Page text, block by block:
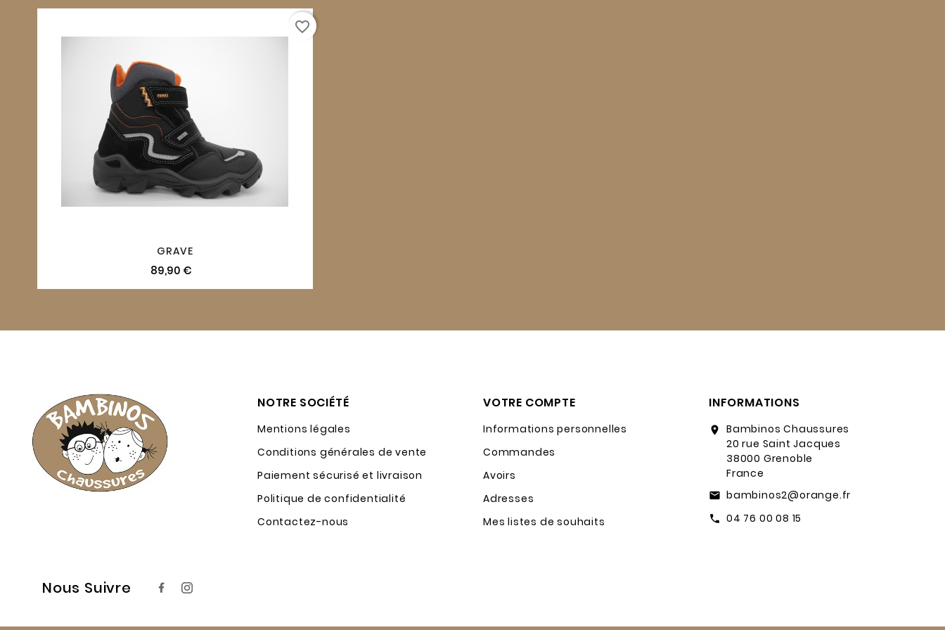
GRAVE
89,90 €
favorite_border
NOTRE SOCIÉTÉ
Mentions légales
Conditions générales de vente
Paiement sécurisé et livraison
Politique de confidentialité
Contactez-nous
VOTRE COMPTE
Informations personnelles
Commandes
Avoirs
Adresses
Mes listes de souhaits
INFORMATIONS
location_on
Bambinos Chaussures
20 rue Saint Jacques
38000 Grenoble
France
email bambinos2@orange.fr
call 04 76 00 08 15
Nous Suivre